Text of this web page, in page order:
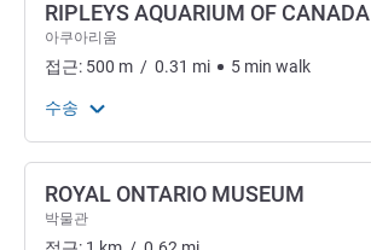
RIPLEYS AQUARIUM OF CANADA
아쿠아리움
접근: 500 m / 0.31 mi 5 min walk
수송
ROYAL ONTARIO MUSEUM
박물관